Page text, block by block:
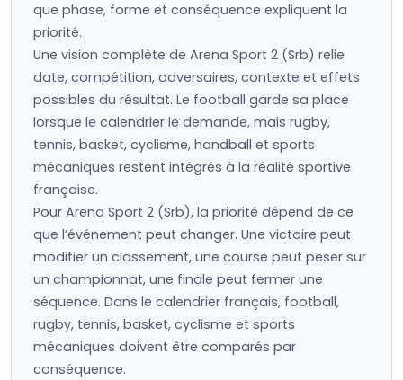
que phase, forme et conséquence expliquent la
priorité.
Une vision complète de Arena Sport 2 (Srb) relie
date, compétition, adversaires, contexte et effets
possibles du résultat. Le football garde sa place
lorsque le calendrier le demande, mais rugby,
tennis, basket, cyclisme, handball et sports
mécaniques restent intégrés à la réalité sportive
française.
Pour Arena Sport 2 (Srb), la priorité dépend de ce
que l’événement peut changer. Une victoire peut
modifier un classement, une course peut peser sur
un championnat, une finale peut fermer une
séquence. Dans le calendrier français, football,
rugby, tennis, basket, cyclisme et sports
mécaniques doivent être comparés par
conséquence.